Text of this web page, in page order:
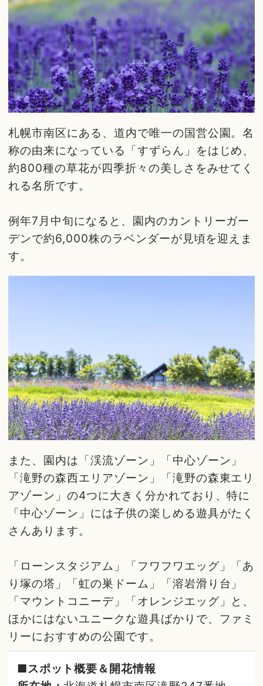
札幌市南区にある、道内で唯一の国営公園。名
称の由来になっている「すずらん」をはじめ、
約800種の草花が四季折々の美しさをみせてく
れる名所です。
例年7月中旬になると、園内のカントリーガー
デンで約6,000株のラベンダーが見頃を迎えま
す。
また、園内は「渓流ゾーン」「中心ゾーン」
「滝野の森西エリアゾーン」「滝野の森東エリ
アゾーン」の4つに大きく分かれており、特に
「中心ゾーン」には子供の楽しめる遊具がたく
さんあります。
「ローンスタジアム」「フワフワエッグ」「あ
り塚の塔」「虹の巣ドーム」「溶岩滑り台」
「マウントコニーデ」「オレンジエッグ」と、
ほかにはないユニークな遊具ばかりで、ファミ
リーにおすすめの公園です。
■スポット概要＆開花情報